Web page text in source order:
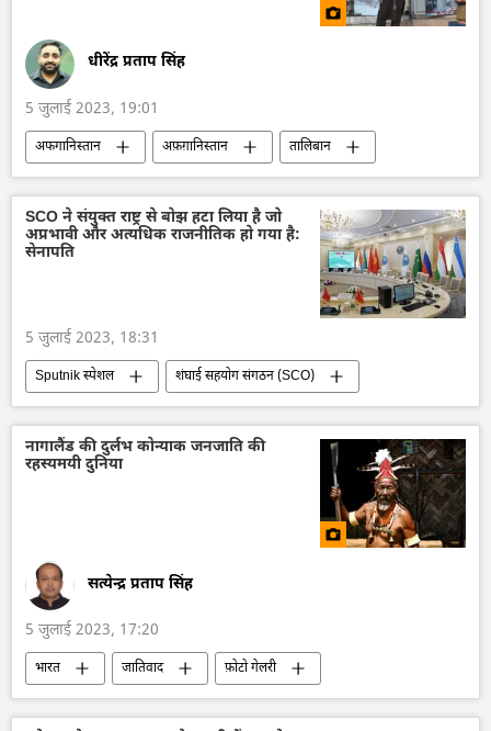
धीरेंद्र प्रताप सिंह
5 जुलाई 2023, 19:01
अफगानिस्तान अफ़ग़ानिस्तान
तालिबान
महिला सशक्तिकरण
महिलाओं के अधिकार
प्रतिबंध
फ़ोटो गेलरी
SCO ने संयुक्त राष्ट्र से बोझ हटा लिया है जो
अप्रभावी और अत्यधिक राजनीतिक हो गया है:
सेनापति
5 जुलाई 2023, 18:31
Sputnik स्पेशल
शंघाई सहयोग संगठन (SCO)
भारत
पाकिस्तान
दक्षिण एशिया
रूस
चीन
द्विपक्षीय रिश्ते
द्विपक्षीय व्यापार
नागालैंड की दुर्लभ कोन्याक जनजाति की
रहस्यमयी दुनिया
सत्येन्द्र प्रताप सिंह
5 जुलाई 2023, 17:20
भारत जातिवाद
फ़ोटो गेलरी
संस्कृति संरक्षण
भारतीय संस्कृति